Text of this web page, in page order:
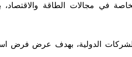
في مجالات الطاقة والاقتصاد،
الدولية، بهدف عرض فرض